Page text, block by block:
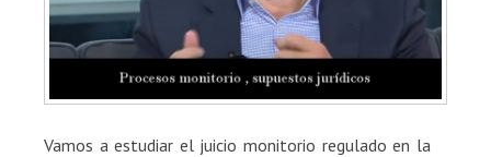
Vamos a estudiar el juicio monitorio regulado en la